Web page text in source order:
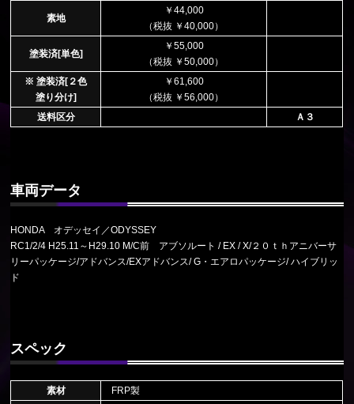
素地
￥44,000
（税抜 ￥40,000）
塗装済[単色]
￥55,000
（税抜 ￥50,000）
※ 塗装済[２色
塗り分け]
￥61,600
（税抜 ￥56,000）
送料区分
Ａ３
車両データ
HONDA オデッセイ／ODYSSEY
RC1/2/4 H25.11～H29.10 M/C前 アブソルート / EX / X/２０ｔｈアニバーサ
リーパッケージ/アドバンス/EXアドバンス/ G・エアロパッケージ/ ハイブリッ
ド
スペック
素材
FRP製